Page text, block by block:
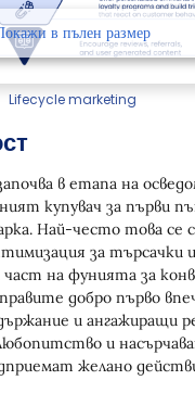
Lifecycle marketing
в етапа на
купувач за първи
Най-често това се
за търсачки
на фунията за
добро първо
и ангажиращи
и
желано